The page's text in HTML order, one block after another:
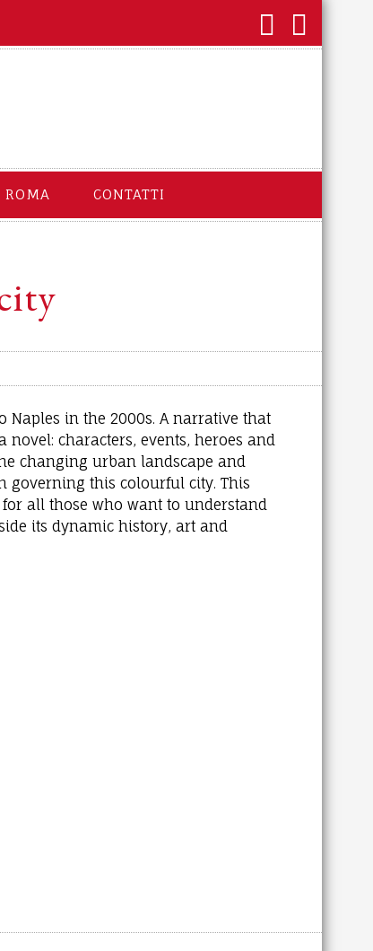
ROMA CONTATTI
Naples in the 2000s. A narrative that
novel: characters, events, heroes and
changing urban landscape and
governing this colourful city. This
all those who want to understand
its dynamic history, art and